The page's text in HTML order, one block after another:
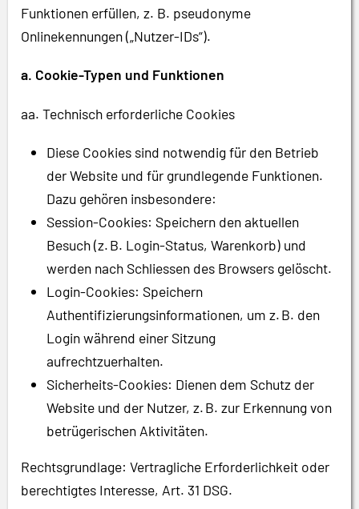
Funktionen erfüllen, z. B. pseudonyme
Onlinekennungen („Nutzer-IDs“).
a. Cookie-Typen und Funktionen
aa. Technisch erforderliche Cookies
Diese Cookies sind notwendig für den Betrieb
der Website und für grundlegende Funktionen.
Dazu gehören insbesondere:
Session-Cookies: Speichern den aktuellen
Besuch (z. B. Login-Status, Warenkorb) und
werden nach Schliessen des Browsers gelöscht.
Login-Cookies: Speichern
Authentifizierungsinformationen, um z. B. den
Login während einer Sitzung
aufrechtzuerhalten.
Sicherheits-Cookies: Dienen dem Schutz der
Website und der Nutzer, z. B. zur Erkennung von
betrügerischen Aktivitäten.
Rechtsgrundlage: Vertragliche Erforderlichkeit oder
berechtigtes Interesse, Art. 31 DSG.